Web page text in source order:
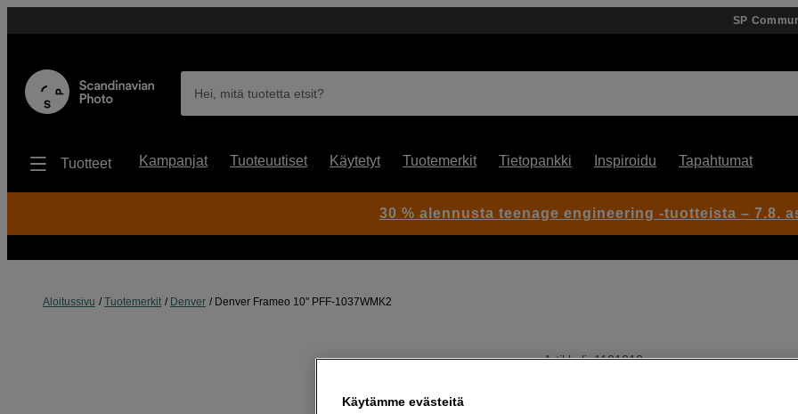
SP
Hei, mitä tuotetta etsit?
Tuotteet Kampanjat Tuoteuutiset Käytetyt Tuotemerkit Tietopankki Inspiroidu Tapahtumat
Aloitussivu Tuotemerkit Denver Denver Frameo 10'' PFF-1037WMK2
Artikkeli: 1101010
30 % alennusta teenage engineering -tuotteista – 7.8.
Käytämme evästeitä